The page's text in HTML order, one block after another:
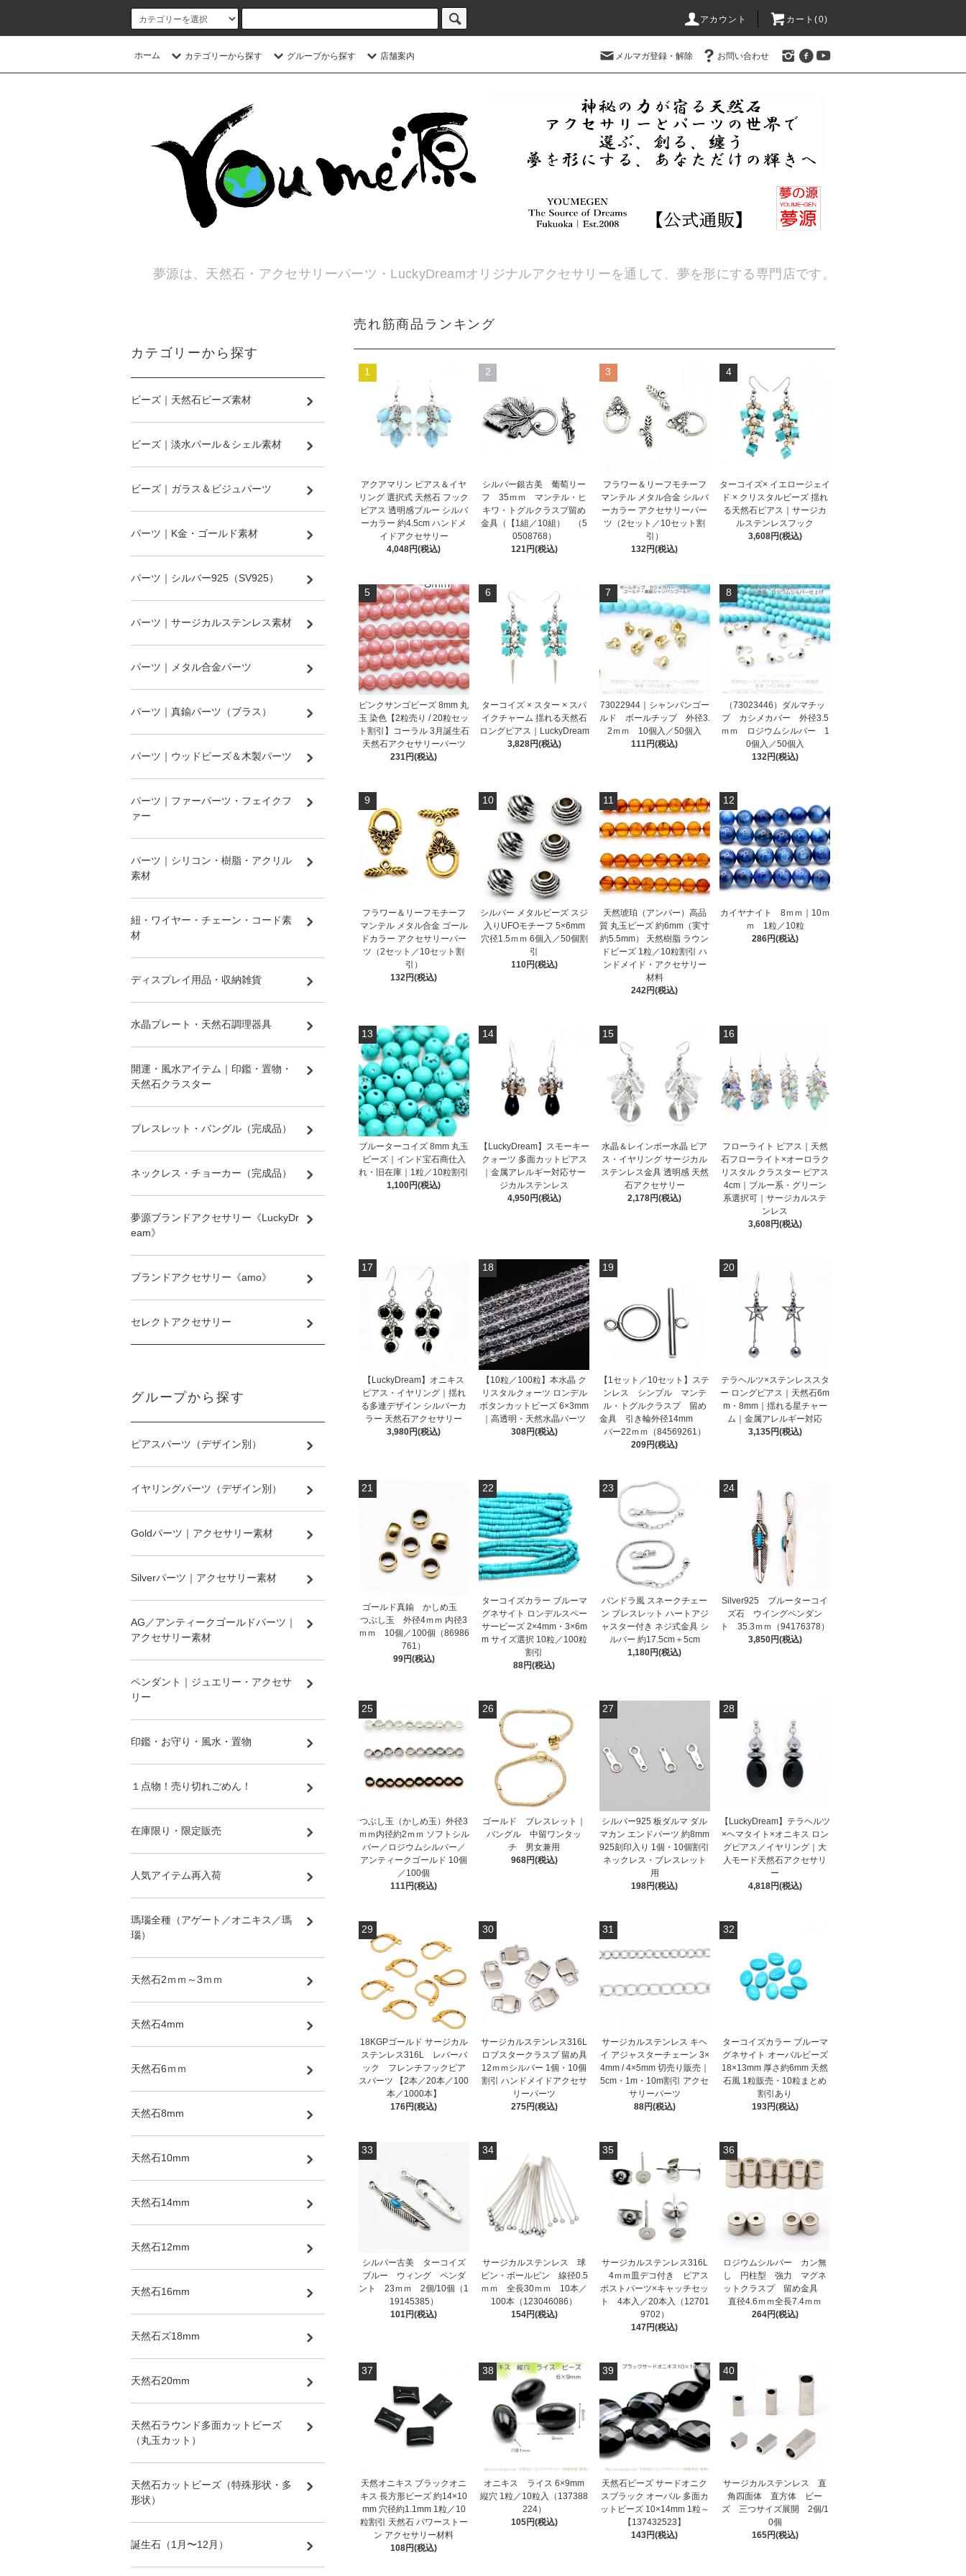
アカウント カート(0)
ホーム カテゴリーから探す グループから探す 店舗案内 メルマガ登録・解除 お問い合わせ
夢源は、天然石・アクセサリーパーツ・LuckyDreamオリジナルアクセサリーを通して、夢を形にする専門店です。
売れ筋商品ランキング
1
アクアマリン ピアス＆イヤ
リング 選択式 天然石 フック
ピアス 透明感ブルー シルバ
ーカラー 約4.5cm ハンドメ
イドアクセサリー
4,048円(税込)
2
シルバー銀古美 葡萄リー
フ 35ｍｍ マンテル・ヒ
キワ・トグルクラスプ留め
金具（【1組／10組） （5
0508768）
121円(税込)
3
フラワー＆リーフモチーフ
マンテル メタル合金 シルバ
ーカラー アクセサリーパー
ツ（2セット／10セット割
引）
132円(税込)
4
ターコイズ× イエロージェイ
ド × クリスタルビーズ 揺れ
る天然石ピアス｜サージカ
ルステンレスフック
3,608円(税込)
5
ピンクサンゴビーズ 8mm 丸
玉 染色【2粒売り / 20粒セッ
ト割引】コーラル 3月誕生石
天然石アクセサリーパーツ
231円(税込)
6
ターコイズ × スター × スパ
イクチャーム 揺れる天然石
ロングピアス｜LuckyDream
3,828円(税込)
7
73022944｜シャンパンゴー
ルド ボールチップ 外径3.
2ｍｍ 10個入／50個入
111円(税込)
8
（73023446）ダルマチッ
プ カシメカバー 外径3.5
ｍｍ ロジウムシルバー 1
0個入／50個入
132円(税込)
9
フラワー＆リーフモチーフ
マンテル メタル合金 ゴール
ドカラー アクセサリーパー
ツ（2セット／10セット割
引）
132円(税込)
10
シルバー メタルビーズ スジ
入りUFOモチーフ 5×6mm
穴径1.5ｍｍ 6個入／50個割
引
110円(税込)
11
天然琥珀（アンバー）高品
質 丸玉ビーズ 約6mm（実寸
約5.5mm） 天然樹脂 ラウン
ドビーズ 1粒／10粒割引 ハ
ンドメイド・アクセサリー
材料
242円(税込)
12
カイヤナイト 8ｍｍ｜10ｍ
ｍ 1粒／10粒
286円(税込)
13
ブルーターコイズ 8mm 丸玉
ビーズ｜インド宝石商仕入
れ・旧在庫｜1粒／10粒割引
1,100円(税込)
14
【LuckyDream】スモーキー
クォーツ 多面カットピアス
｜金属アレルギー対応サー
ジカルステンレス
4,950円(税込)
15
水晶＆レインボー水晶 ピア
ス・イヤリング サージカル
ステンレス金具 透明感 天然
石アクセサリー
2,178円(税込)
16
フローライト ピアス｜天然
石フローライト×オーロラク
リスタル クラスター ピアス
4cm｜ブルー系・グリーン
系選択可｜サージカルステ
ンレス
3,608円(税込)
17
【LuckyDream】オニキス
ピアス・イヤリング｜揺れ
る多連デザイン シルバーカ
ラー 天然石アクセサリー
3,980円(税込)
18
【10粒／100粒】本水晶 ク
リスタルクォーツ ロンデル
ボタンカットビーズ 6×3mm
｜高透明・天然水晶パーツ
308円(税込)
19
【1セット／10セット】ステ
ンレス シンプル マンテ
ル・トグルクラスプ 留め
金具 引き輪外径14mm
バー22ｍｍ（84569261）
209円(税込)
20
テラヘルツ×ステンレススタ
ー ロングピアス｜天然石6m
m・8mm｜揺れる星チャー
ム｜金属アレルギー対応
3,135円(税込)
21
ゴールド真鍮 かしめ玉
つぶし玉 外径4ｍｍ 内径3
ｍｍ 10個／100個（86986
761）
99円(税込)
22
ターコイズカラー ブルーマ
グネサイト ロンデルスペー
サービーズ 2×4mm・3×6m
m サイズ選択 10粒／100粒
割引
88円(税込)
23
パンドラ風 スネークチェー
ン ブレスレット ハートアジ
ャスター付き ネジ式金具 シ
ルバー 約17.5cm＋5cm
1,180円(税込)
24
Silver925 ブルーターコイ
ズ石 ウイングペンダン
ト 35.3ｍｍ（94176378）
3,850円(税込)
25
つぶし玉（かしめ玉）外径3
ｍｍ内径約2ｍｍ ソフトシル
バー／ロジウムシルバー／
アンティークゴールド 10個
／100個
111円(税込)
26
ゴールド ブレスレット｜
バングル 中留ワンタッ
チ 男女兼用
968円(税込)
27
シルバー925 板ダルマ ダル
マカン エンドパーツ 約8mm
925刻印入り 1個・10個割引
ネックレス・ブレスレット
用
198円(税込)
28
【LuckyDream】テラヘルツ
×ヘマタイト×オニキス ロン
グピアス／イヤリング｜大
人モード天然石アクセサリ
ー
4,818円(税込)
29
18KGPゴールド サージカル
ステンレス316L レバーバ
ック フレンチフックピア
スパーツ 【2本／20本／100
本／1000本】
176円(税込)
30
サージカルステンレス316L
ロブスタークラスプ 留め具
12ｍｍシルバー 1個・10個
割引 ハンドメイドアクセサ
リーパーツ
275円(税込)
31
サージカルステンレス キヘ
イ アジャスターチェーン 3×
4mm / 4×5mm 切売り販売｜
5cm・1m・10m割引 アクセ
サリーパーツ
88円(税込)
32
ターコイズカラー ブルーマ
グネサイト オーバルビーズ
18×13mm 厚さ約6mm 天然
石風 1粒販売・10粒まとめ
割引あり
193円(税込)
33
シルバー古美 ターコイズ
ブルー ウィング ペンダ
ント 23ｍｍ 2個/10個（1
19145385）
101円(税込)
34
サージカルステンレス 球
ピン・ボールピン 線径0.5
ｍｍ 全長30ｍｍ 10本／
100本（123046086）
154円(税込)
35
サージカルステンレス316L
4ｍｍ皿デコ付き ピアス
ポストパーツ×キャッチセッ
ト 4本入／20本入（12701
9702）
147円(税込)
36
ロジウムシルバー カン無
し 円柱型 強力 マグネ
ットクラスプ 留め金具
直径4.6ｍｍ全長7.4ｍｍ
264円(税込)
37
天然オニキス ブラックオニ
キス 長方形ビーズ 約14×10
mm 穴径約1.1mm 1粒／10
粒割引 天然石 パワーストー
ン アクセサリー材料
108円(税込)
38
オニキス ライス 6×9mm
縦穴 1粒／10粒入（137388
224）
105円(税込)
39
天然石ビーズ サードオニク
スブラック オーバル 多面カ
ットビーズ 10×14mm 1粒～
【137432523】
143円(税込)
40
サージカルステンレス 直
角四面体 直方体 ビー
ズ 三つサイズ展開 2個/1
0個
165円(税込)
カテゴリーから探す
ビーズ｜天然石ビーズ素材
ビーズ｜淡水パール＆シェル素材
ビーズ｜ガラス＆ビジュパーツ
パーツ｜K金・ゴールド素材
パーツ｜シルバー925（SV925）
パーツ｜サージカルステンレス素材
パーツ｜メタル合金パーツ
パーツ｜真鍮パーツ（ブラス）
パーツ｜ウッドビーズ＆木製パーツ
パーツ｜ファーパーツ・フェイクフ
ァー
パーツ｜シリコン・樹脂・アクリル
素材
紐・ワイヤー・チェーン・コード素
材
ディスプレイ用品・収納雑貨
水晶プレート・天然石調理器具
開運・風水アイテム｜印鑑・置物・
天然石クラスター
ブレスレット・バングル（完成品）
ネックレス・チョーカー（完成品）
夢源ブランドアクセサリー《LuckyDr
eam》
ブランドアクセサリー《amo》
セレクトアクセサリー
グループから探す
ピアスパーツ（デザイン別）
イヤリングパーツ（デザイン別）
Goldパーツ｜アクセサリー素材
Silverパーツ｜アクセサリー素材
AG／アンティークゴールドパーツ｜
アクセサリー素材
ペンダント｜ジュエリー・アクセサ
リー
印鑑・お守り・風水・置物
１点物！売り切れごめん！
在庫限り・限定販売
人気アイテム再入荷
瑪瑙全種（アゲート／オニキス／瑪
瑙）
天然石2ｍｍ～3ｍｍ
天然石4mm
天然石6ｍｍ
天然石8mm
天然石10mm
天然石14mm
天然石12mm
天然石16mm
天然石ズ18mm
天然石20mm
天然石ラウンド多面カットビーズ
（丸玉カット）
天然石カットビーズ（特殊形状・多
形状）
誕生石（1月〜12月）